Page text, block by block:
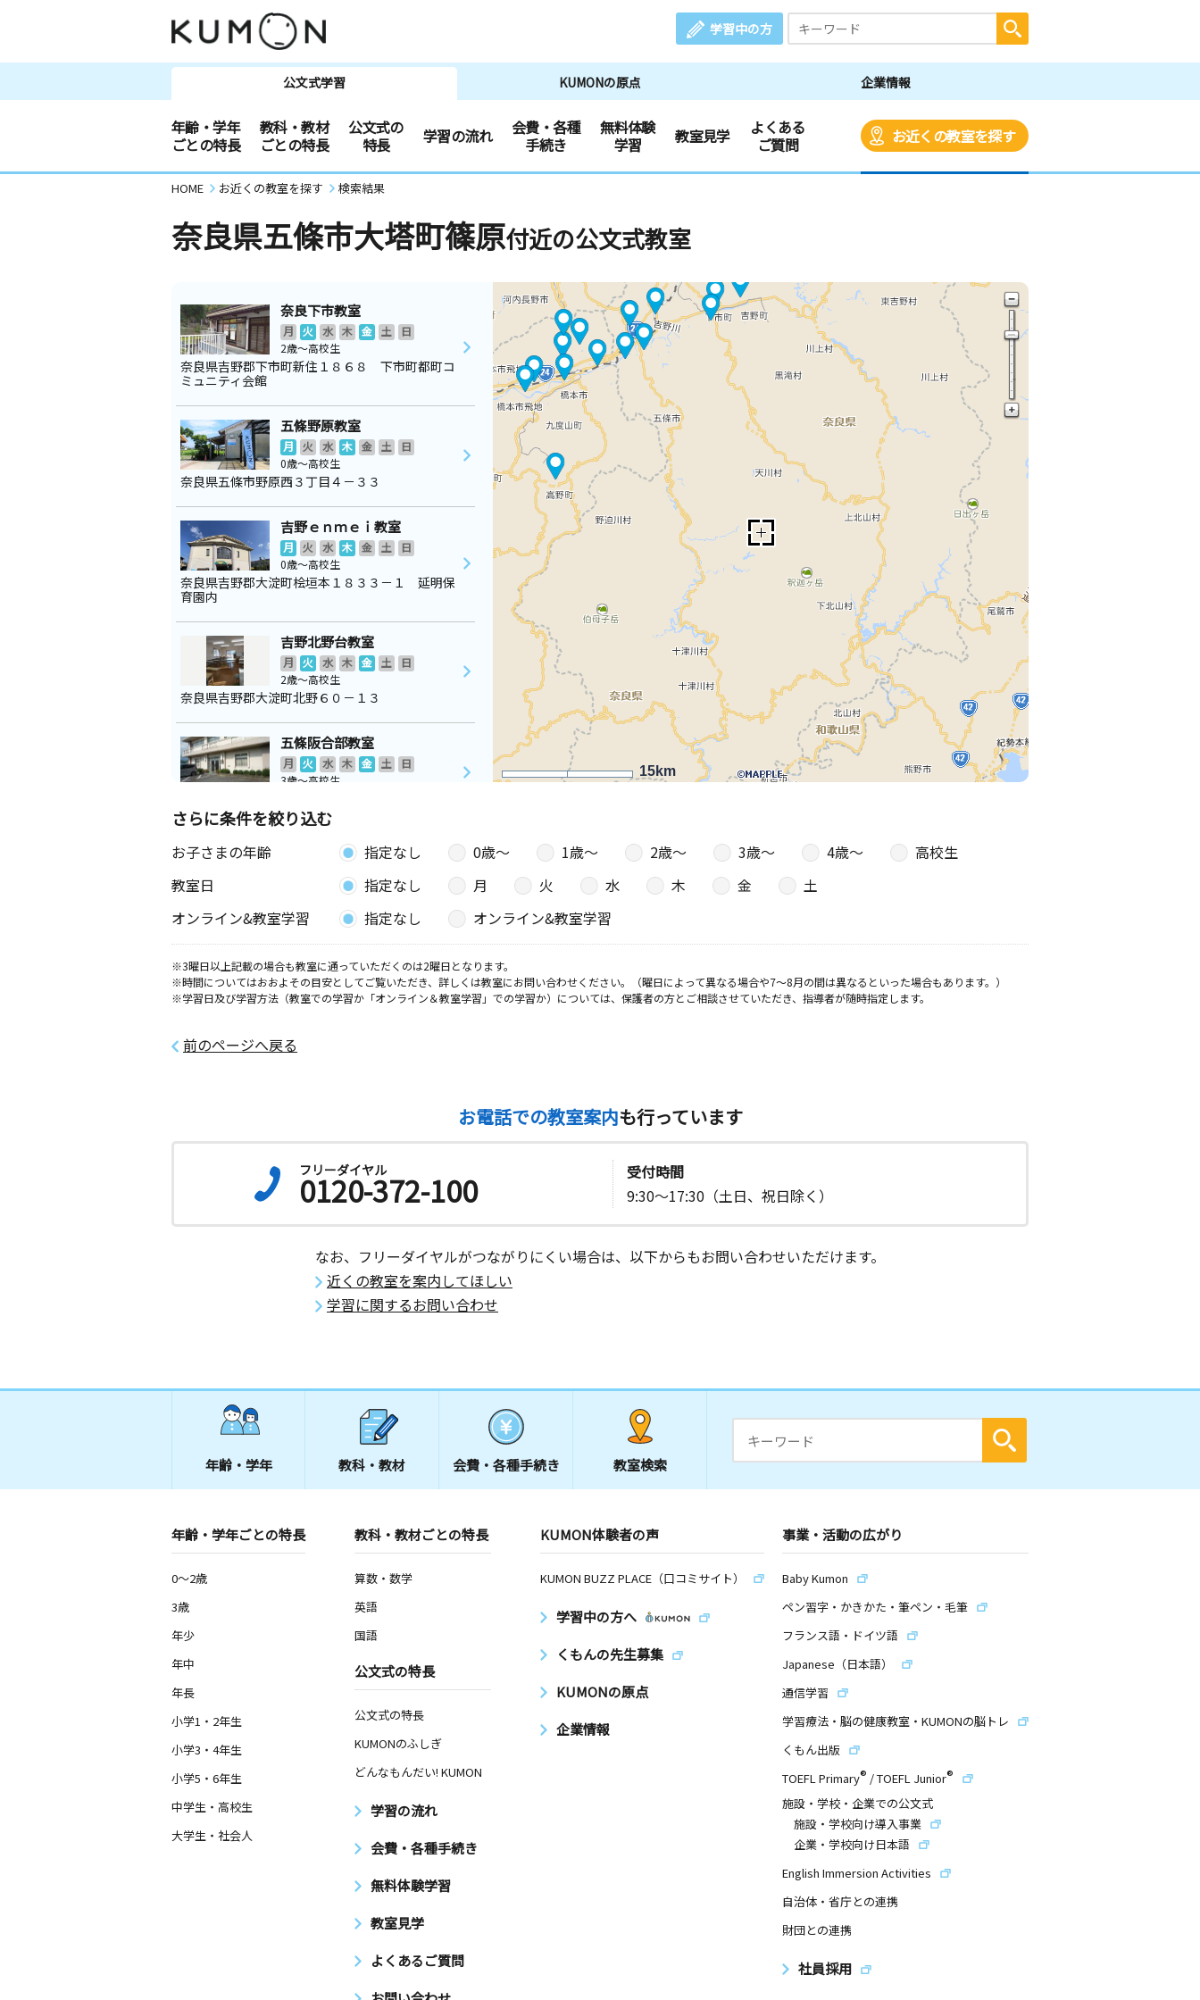
学習中の方
公文式学習 KUMONの原点 企業情報
年齢・学年
ごとの特長
教科・教材
ごとの特長
公文式の
特長
学習の流れ
会費・各種
手続き
無料体験
学習
教室見学
よくある
ご質問
お近くの教室を探す
HOME お近くの教室を探す 検索結果
奈良県五條市大塔町篠原付近の公文式教室
15km
奈良下市教室
月 火 水 木 金 土
日
2歳～高校生
奈良県吉野郡下市町新住１８６８ 下市町都町コ
ミュニティ会館
五條野原教室
月 火 水 木 金 土
日
0歳～高校生
奈良県五條市野原西３丁目４－３３
吉野ｅｎｍｅｉ教室
月 火 水 木 金 土
日
0歳～高校生
奈良県吉野郡大淀町桧垣本１８３３－１ 延明保
育園内
吉野北野台教室
月 火 水 木 金 土
日
2歳～高校生
奈良県吉野郡大淀町北野６０－１３
五條阪合部教室
月 火 水 木 金 土
日
3歳～高校生
五條北宇智教室
木 金 土 日
2歳～高校生
奈良県五條市住川町１６１－３ 住川ハイツ１
Ｆ １０４号室
高野山教室
月 火 水 木 金 土
日
3歳～高校生
五條田園教室
火 水 木 金 土 日
2歳～高校生
東家教室
水 木 金 土 日
1歳～高校生
和歌山県橋本市東家６丁目１－１後藤ビル３階
和歌山県橋本市小峰台１丁目１９‐４
御幸辻駅前教室
金 土 日
デンカ２Ｆ
和歌山県橋本市高野口町名古曽１４４－２
和歌山県橋本市高野口町名古曽９５１
さらに条件を絞り込む
お子さまの年齢 指定なし 0歳〜 1歳〜 2歳〜 3歳〜 4歳〜
高校生
教室日
指定なし 月 火 水 木 金
土
オンライン&教室学習
指定なし オンライン&教室学習
※3曜日以上記載の場合も教室に通っていただくのは2曜日となります。
※時間についてはおおよその目安としてご覧いただき、詳しくは教室にお問い合わせください。（曜日によって異なる場合や7～8月の間は異なるといった場合もあります。）
※学習日及び学習方法（教室での学習か「オンライン＆教室学習」での学習か）については、保護者の方とご相談させていただき、指導者が随時指定します。
前のページへ戻る
お電話での教室案内も行っています
フリーダイヤル
0120-372-100
受付時間
9:30～17:30（土日、祝日除く）
なお、フリーダイヤルがつながりにくい場合は、以下からもお問い合わせいただけます。
近くの教室を案内してほしい
学習に関するお問い合わせ
年齢・学年 教科・教材 会費・ 各種手続き 教室検索
年齢・学年ごとの特長
0～2歳
3歳
年少
年中
年長
小学1・2年生
小学3・4年生
小学5・6年生
中学生・高校生
大学生・社会人
教科・教材ごとの特長
算数・数学
英語
国語
公文式の特長
公文式の特長
KUMONのふしぎ
どんなもんだい! KUMON
学習の流れ
会費・各種手続き
無料体験学習
教室見学
よくあるご質問
KUMON体験者の声
KUMON BUZZ PLACE（口コミサイト）
学習中の方へ
くもんの先生募集
KUMONの原点
企業情報
事業・活動の広がり
Baby Kumon
ペン習字・かきかた・筆ペン・毛筆
フランス語・ドイツ語
Japanese（日本語）
通信学習
学習療法・脳の健康教室・KUMONの脳トレ
くもん出版
TOEFL Primary® /TOEFL Junior®
施設・学校・企業での公文式
施設・学校向け導入事業
企業・学校向け日本語
English Immersion Activities
自治体・省庁との連携
財団との連携
社員採用